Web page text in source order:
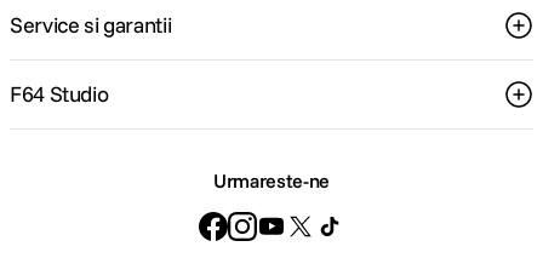
Service si garantii
F64 Studio
Urmareste-ne